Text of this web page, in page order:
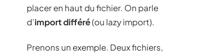
placer en haut du fichier. On parle
d’import différé(ou lazy import).
Prenons un exemple. Deux fichiers,